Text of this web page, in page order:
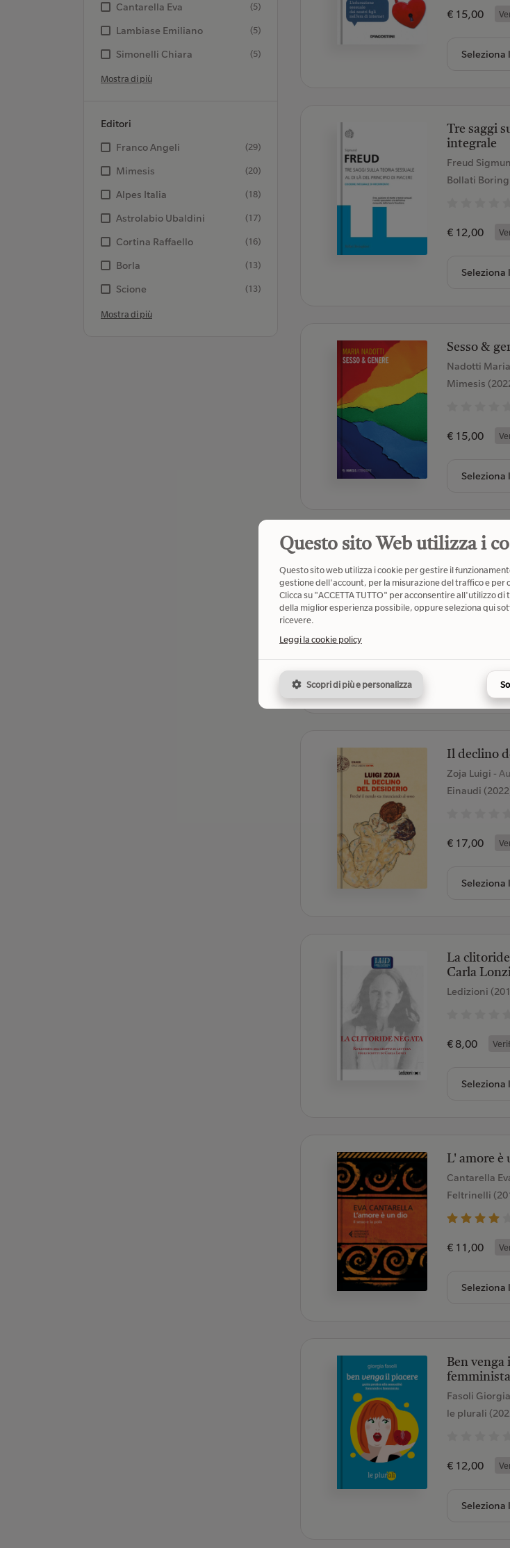
Cantarella Eva (5)
Lambiase Emiliano (5)
Simonelli Chiara (5)
Mostra di più
Editori
Franco Angeli
(29)
Mimesis (20)
Alpes Italia (18)
Astrolabio Ubaldini (17)
Cortina Raffaello (16)
Borla (13)
Scione (13)
Mostra di più
€ 15,00
Seleziona
Tre saggi
integrale
Freud
Bollati
€ 12,00
Seleziona
Sesso &
Nadotti Maria
Mimesis
€ 15,00
Seleziona
Capodieci
Il declino
Zoja Luigi -
Einaudi
€ 17,00
Seleziona
La
Carla
Ledizioni
€ 8,00
Seleziona
L' amore è
Cantarella
Feltrinelli
€ 11,00
Seleziona
Ben venga
femminista
Fasoli Giorgia
le plurali
€ 12,00
Seleziona
Questo sito Web utilizza i
Questo sito web utilizza i cookie per gestire il
gestione dell'account, per la misurazione del traffico e
Clicca su "ACCETTA TUTTO" per acconsentire all'utilizzo
della miglior esperienza possibile, oppure seleziona qui
ricevere.
Leggi la cookie policy
Scopri di più e personalizza